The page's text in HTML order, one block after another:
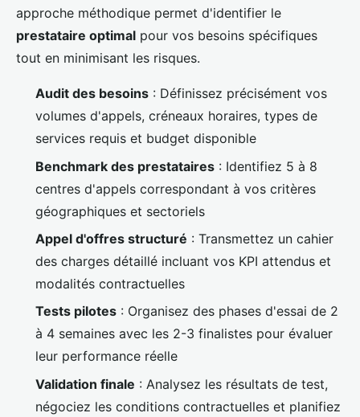
approche méthodique permet d'identifier le
prestataire optimal pour vos besoins spécifiques
tout en minimisant les risques.
Audit des besoins : Définissez précisément vos
volumes d'appels, créneaux horaires, types de
services requis et budget disponible
Benchmark des prestataires : Identifiez 5 à 8
centres d'appels correspondant à vos critères
géographiques et sectoriels
Appel d'offres structuré : Transmettez un cahier
des charges détaillé incluant vos KPI attendus et
modalités contractuelles
Tests pilotes : Organisez des phases d'essai de 2
à 4 semaines avec les 2-3 finalistes pour évaluer
leur performance réelle
Validation finale : Analysez les résultats de test,
négociez les conditions contractuelles et planifiez